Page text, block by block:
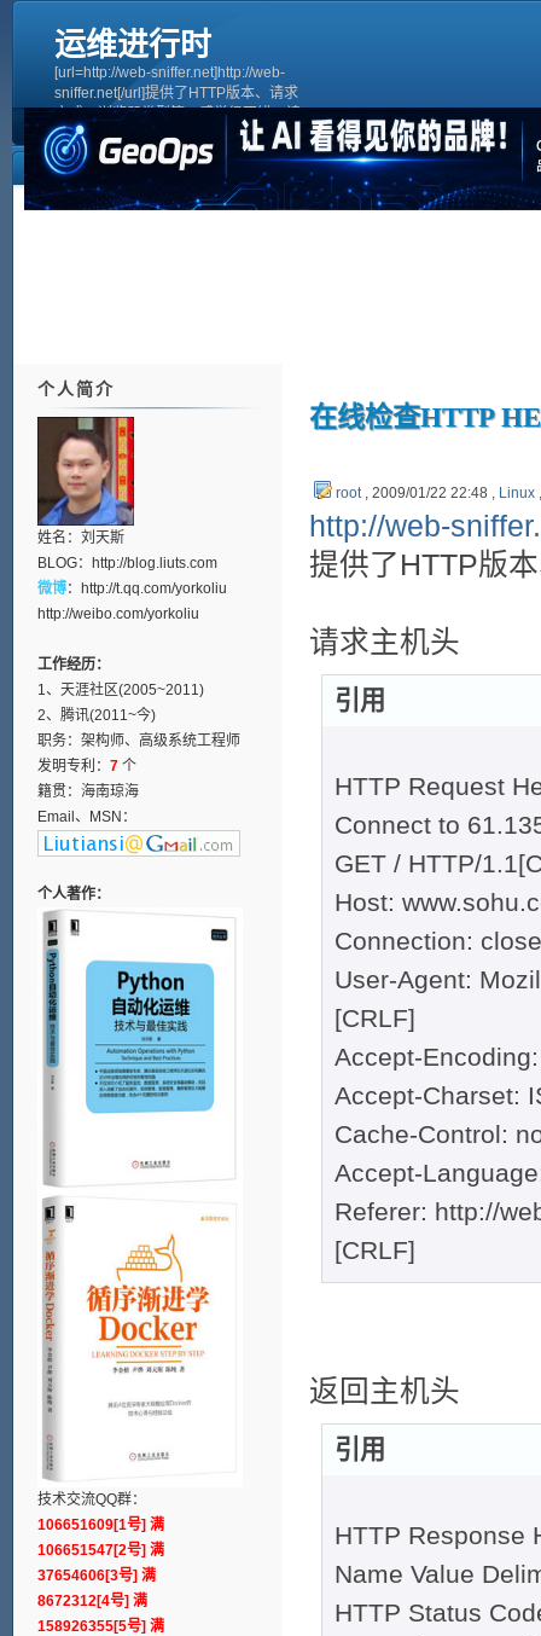
运维进行时
[url=http://web-sniffer.net]http://web-
sniffer.net[/url]提供了HTTP版本、请求
方式、浏览器类型等，感觉很不错。请
求主机头[quote]HTTP Request
HeaderConnect to 61.135.179.191 on
port 80 ... okGE
在线检查HTTP
root, 2009/01/22 22:48 , Linux
http://web-
提供了HTTP版
请求主机头
引用
HTTP Request
Connect to
GET / HTTP/
Host:
Connection:
User-Agent:
[CRLF]
Accept-
Accept-Charset:
Cache-Control:
Accept-
Referer: http://
[CRLF]
返回主机头
引用
HTTP Response
Name Value
HTTP Status
个人简介
姓名：刘天斯
BLOG： http://blog.liuts.com
微博： http://t.qq.com/yorkoliu
http://weibo.com/yorkoliu
工作经历：
1、天涯社区(2005~2011)
2、腾讯(2011~今)
职务：架构师、高级系统工程师
发明专利： 7个
籍贯：海南琼海
Email、MSN：
个人著作：
技术交流QQ群：
106651609[1号] 满
106651547[2号] 满
37654606[3号] 满
8672312[4号] 满
158926355[5号] 满